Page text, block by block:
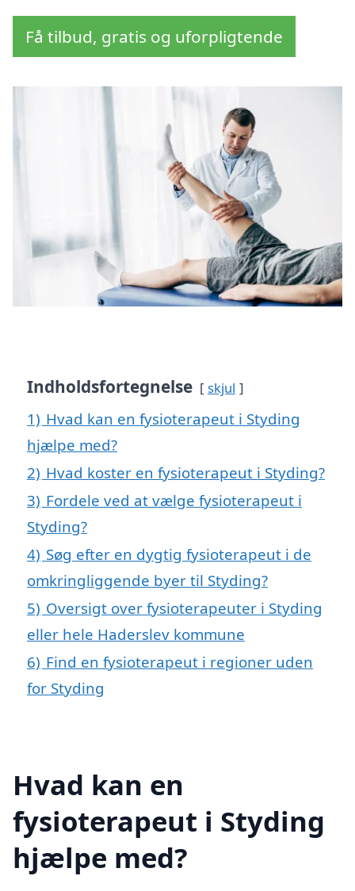
Få tilbud, gratis og uforpligtende
Indholdsfortegnelse skjul
1) Hvad kan en fysioterapeut i Styding
hjælpe med?
2) Hvad koster en fysioterapeut i Styding?
3) Fordele ved at vælge fysioterapeut i
Styding?
4) Søg efter en dygtig fysioterapeut i de
omkringliggende byer til Styding?
5) Oversigt over fysioterapeuter i Styding
eller hele Haderslev kommune
6) Find en fysioterapeut i regioner uden
for Styding
Hvad kan en
fysioterapeut i Styding
hjælpe med?